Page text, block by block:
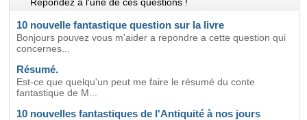
10 nouvelle fantastique question sur la livre
Bonjours pouvez vous m'aider a repondre a cette question qui
concernes...
Résumé.
Est-ce que quelqu'un peut me faire le résumé du conte
fantastique de M...
10 nouvelles fantastiques de l'Antiquité à nos jours